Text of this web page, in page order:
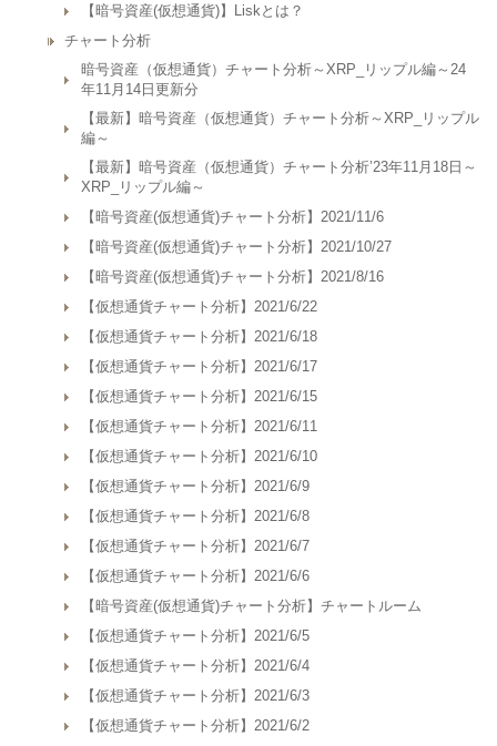
【暗号資産(仮想通貨)】Liskとは？
チャート分析
暗号資産（仮想通貨）チャート分析～XRP_リップル編～24
年11月14日更新分
【最新】暗号資産（仮想通貨）チャート分析～XRP_リップル
編～
【最新】暗号資産（仮想通貨）チャート分析’23年11月18日～
XRP_リップル編～
【暗号資産(仮想通貨)チャート分析】2021/11/6
【暗号資産(仮想通貨)チャート分析】2021/10/27
【暗号資産(仮想通貨)チャート分析】2021/8/16
【仮想通貨チャート分析】2021/6/22
【仮想通貨チャート分析】2021/6/18
【仮想通貨チャート分析】2021/6/17
【仮想通貨チャート分析】2021/6/15
【仮想通貨チャート分析】2021/6/11
【仮想通貨チャート分析】2021/6/10
【仮想通貨チャート分析】2021/6/9
【仮想通貨チャート分析】2021/6/8
【仮想通貨チャート分析】2021/6/7
【仮想通貨チャート分析】2021/6/6
【暗号資産(仮想通貨)チャート分析】チャートルーム
【仮想通貨チャート分析】2021/6/5
【仮想通貨チャート分析】2021/6/4
【仮想通貨チャート分析】2021/6/3
【仮想通貨チャート分析】2021/6/2